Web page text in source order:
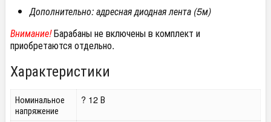
Дополнительно: адресная диодная лента (5м)
Внимание!Барабаны не включены в комплект и
приобретаются отдельно.
Характеристики
Номинальное
напряжение
? 12 В